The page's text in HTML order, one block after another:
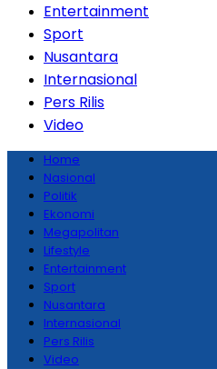
Entertainment
Sport
Nusantara
Internasional
Pers Rilis
Video
Home
Nasional
Politik
Ekonomi
Megapolitan
Lifestyle
Entertainment
Sport
Nusantara
Internasional
Pers Rilis
Video